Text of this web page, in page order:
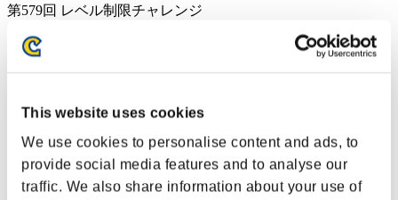
This website uses cookies
We use cookies to personalise content and ads, to
provide social media features and to analyse our
traffic. We also share information about your use of
第579回 レベル制限チャレンジ
シングル
RANKING